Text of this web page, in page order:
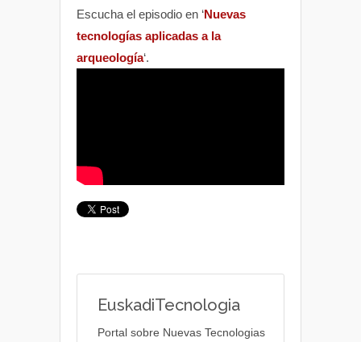
Escucha el episodio en ‘Nuevas
tecnologías aplicadas a la
arqueología‘.
EuskadiTecnologia
Portal sobre Nuevas Tecnologias